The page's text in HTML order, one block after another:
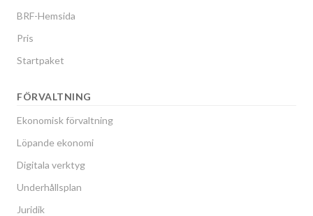
BRF-Hemsida
Pris
Startpaket
FÖRVALTNING
Ekonomisk förvaltning
Löpande ekonomi
Digitala verktyg
Underhållsplan
Juridik